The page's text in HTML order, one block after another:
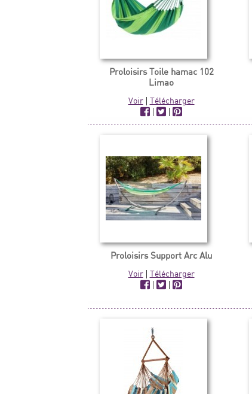
Proloisirs Toile hamac 102
Limao
Voir| Télécharger
|
|
Proloisirs Support Arc Alu
Voir| Télécharger
|
|